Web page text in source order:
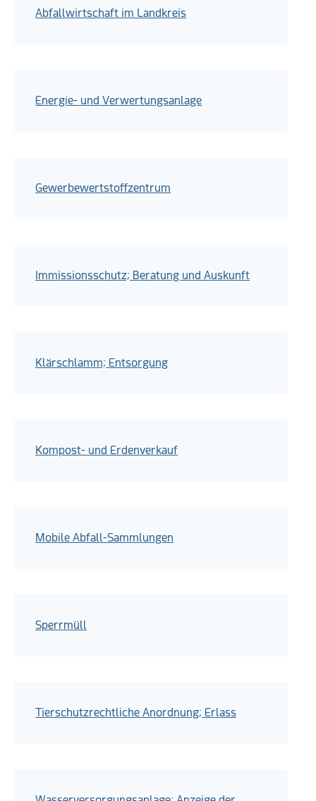
Abfallwirtschaft im Landkreis
Energie- und Verwertungsanlage
Gewerbewertstoffzentrum
Immissionsschutz; Beratung und Auskunft
Klärschlamm; Entsorgung
Kompost- und Erdenverkauf
Mobile Abfall-Sammlungen
Sperrmüll
Tierschutzrechtliche Anordnung; Erlass